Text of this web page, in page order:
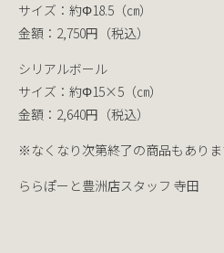
サイズ：約Φ18.5（㎝）
金額：2,750円（税込）
シリアルボール
サイズ：約Φ15×5（㎝）
金額：2,640円（税込）
※なくなり次第終了の商品もありま
ららぽーと豊洲店スタッフ 寺田